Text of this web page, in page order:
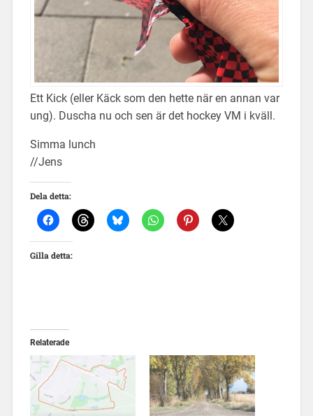
Ett Kick (eller Käck som den hette när en annan var
ung). Duscha nu och sen är det hockey VM i kväll.
Simma lunch
//Jens
Dela detta:
Gilla detta:
Relaterade